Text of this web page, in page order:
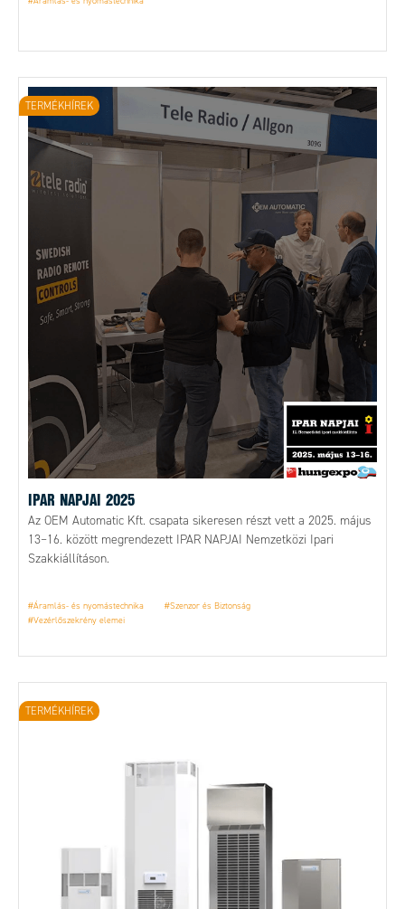
IPAR NAPJAI 2025
Az OEM Automatic Kft. csapata sikeresen részt vett a 2025. május
13–16. között megrendezett IPAR NAPJAI Nemzetközi Ipari
Szakkiállításon.
#Áramlás- és nyomástechnika
#Szenzor és Biztonság
#Vezérlőszekrény elemei
TERMÉKHÍREK
TERMÉKHÍREK